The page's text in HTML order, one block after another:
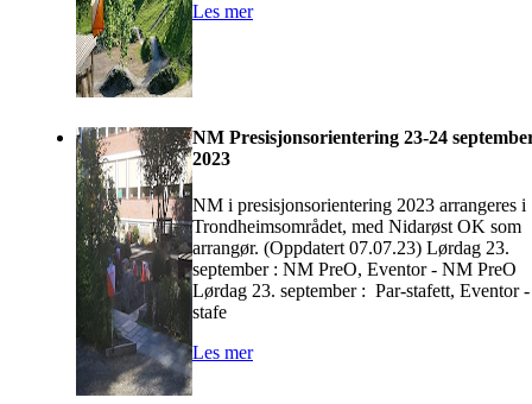
Les mer
NM Presisjonsorientering 23-24
2023
NM i presisjonsorientering 2023 arrangeres i
Trondheimsområdet, med Nidarøst OK som
arrangør. (Oppdatert 07.07.23) Lørdag 23.
september : NM PreO, Eventor - NM PreO
Lørdag 23. september : Par-stafett, Eventor -
stafe
Les mer